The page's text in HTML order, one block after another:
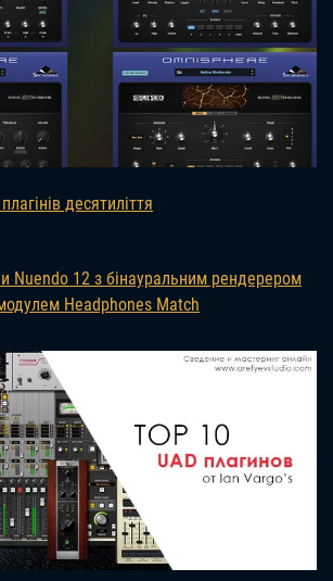
десятиліття
Nuendo 12 з бінауральним рендерером
Headphones Match